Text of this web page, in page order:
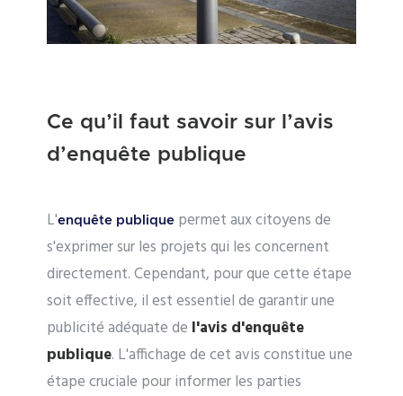
Ce qu’il faut savoir sur l’avis
d’enquête publique
L'enquête publique permet aux citoyens de
s'exprimer sur les projets qui les concernent
directement. Cependant, pour que cette étape
soit effective, il est essentiel de garantir une
publicité adéquate de l'avis d'enquête
publique. L'affichage de cet avis constitue une
étape cruciale pour informer les parties